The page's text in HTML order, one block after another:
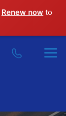
Renew now to